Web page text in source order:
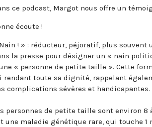
ce podcast, Margot nous offre un
écoute !
! » : réducteur, péjoratif, plus
la presse pour désigner un « nain
« personne de petite taille ». Cette
rendant toute sa dignité, rappelant
complications sévères et handicapantes.
personnes de petite taille sont environ 8
une maladie génétique rare, qui touche 1